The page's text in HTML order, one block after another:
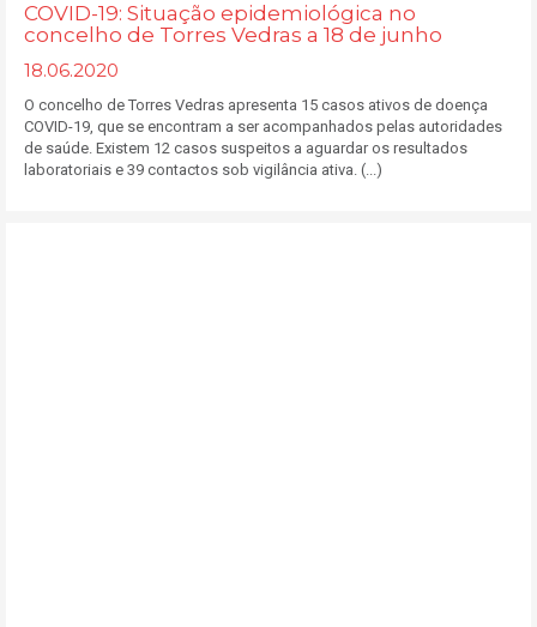
COVID-19: Situação epidemiológica no
concelho de Torres Vedras a 18 de junho
18.06.2020
O concelho de Torres Vedras apresenta 15 casos ativos de doença
COVID-19, que se encontram a ser acompanhados pelas autoridades
de saúde. Existem 12 casos suspeitos a aguardar os resultados
laboratoriais e 39 contactos sob vigilância ativa. (...)